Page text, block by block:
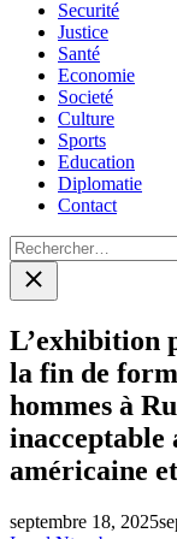
Securité
Justice
Santé
Economie
Societé
Culture
Sports
Education
Diplomatie
Contact
Rechercher :
Close
search
L’exhibition
la fin de
hommes à
inacceptable
américaine
septembre 18, 2025